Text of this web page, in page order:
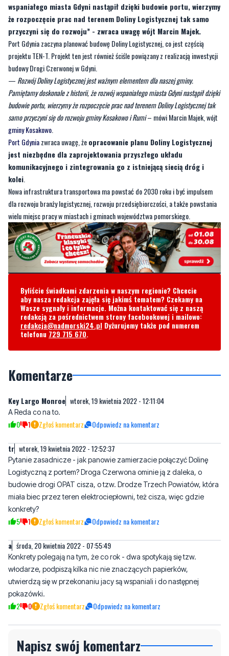
wspaniałego miasta Gdyni nastąpił dzięki budowie portu, wierzymy
że rozpoczęcie prac nad terenem Doliny Logistycznej tak samo
przyczyni się do rozwoju” - zwraca uwagę wójt Marcin Majek.
Port Gdynia zaczyna planować budowę Doliny Logistycznej, co jest częścią
projektu TEN-T. Projekt ten jest również ściśle powiązany z realizacją inwestycji
budowy Drogi Czerwonej w Gdyni.
— Rozwój Doliny Logistycznej jest ważnym elementem dla naszej gminy.
Pamiętamy doskonale z historii, że rozwój wspaniałego miasta Gdyni nastąpił dzięki
budowie portu, wierzymy że rozpoczęcie prac nad terenem Doliny Logistycznej tak
samo przyczyni się do rozwoju gminy Kosakowo i Rumi– mówi Marcin Majek, wójt
gminy Kosakowo
Port Gdyniazwraca uwagę, żeopracowanie planu Doliny Logistycznej
jest niezbędne dla zaprojektowania przyszłego układu
komunikacyjnego i zintegrowania go z istniejącą siecią dróg i
kolei
Nowa infrastruktura transportowa ma powstać do 2030 roku i być impulsem
dla rozwoju branży logistycznej, rozwoju przedsiębiorczości, a także powstania
wielu miejsc pracy w miastach i gminach województwa pomorskiego.
Byliście świadkami zdarzenia w naszym regionie? Chcecie
aby nasza redakcja zajęła się jakimś tematem? Czekamy na
Wasze sygnały i informacje. Można kontaktować się z naszą
redakcją za pośrednictwem strony facebookowej i mailowo:
redakcja@nadmorski24.pl Dyżurujemy także pod numerem
telefonu 729 715 670.
Komentarze
Key Largo Monroe wtorek, 19 kwietnia 2022 - 12:11:04
A Reda co na to.
0 1 Zgłoś komentarz Odpowiedz na komentarz
tr wtorek, 19 kwietnia 2022 - 12:52:37
Pytanie zasadnicze - jak panowie zamierzacie połączyć Dolinę
Logistyczną z portem? Droga Czerwona ominie ją z daleka, o
budowie drogi OPAT cisza, o tzw. Drodze Trzech Powiatów, która
miała biec przez teren elektrociepłowni, też cisza, więc gdzie
konkrety?
5 1 Zgłoś komentarz Odpowiedz na komentarz
a środa, 20 kwietnia 2022 - 07:55:49
Konkrety polegają na tym, że co rok - dwa spotykają się tzw.
włodarze, podpiszą kilka nic nie znaczących papierków,
utwierdzą się w przekonaniu jacy są wspaniali i do następnej
pokazówki.
2 0 Zgłoś komentarz Odpowiedz na komentarz
Napisz swój komentarz